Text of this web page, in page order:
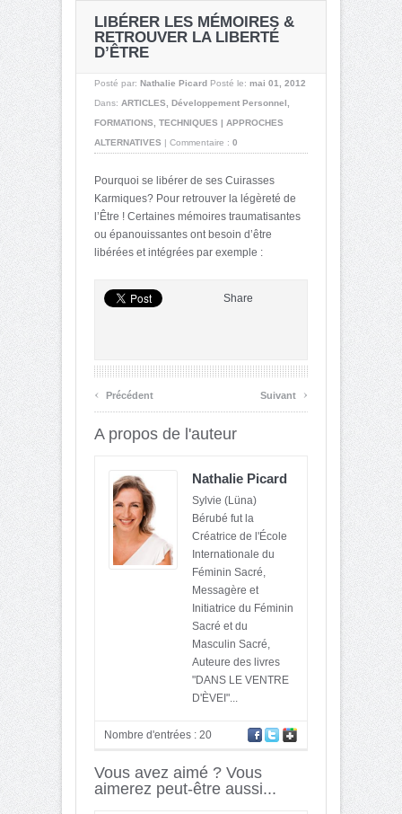
LIBÉRER LES MÉMOIRES &
RETROUVER LA LIBERTÉ
D’ÊTRE
Posté par: Nathalie Picard Posté le: mai 01, 2012
Dans: ARTICLES Développement Personnel
FORMATIONS
TECHNIQUES | APPROCHES
ALTERNATIVES | Commentaire : 0
Pourquoi se libérer de ses Cuirasses
Karmiques? Pour retrouver la légèreté de
l’Être ! Certaines mémoires traumatisantes
ou épanouissantes ont besoin d’être
libérées et intégrées par exemple :
Share
‹ Précédent Suivant ›
A propos de l'auteur
Nathalie Picard
Sylvie (Lüna)
Bérubé fut la
Créatrice de l'École
Internationale du
Féminin Sacré,
Messagère et
Initiatrice du Féminin
Sacré et du
Masculin Sacré,
Auteure des livres
"DANS LE VENTRE
D'ÈVEI"...
Nombre d'entrées : 20
Vous avez aimé ? Vous
aimerez peut-être aussi...